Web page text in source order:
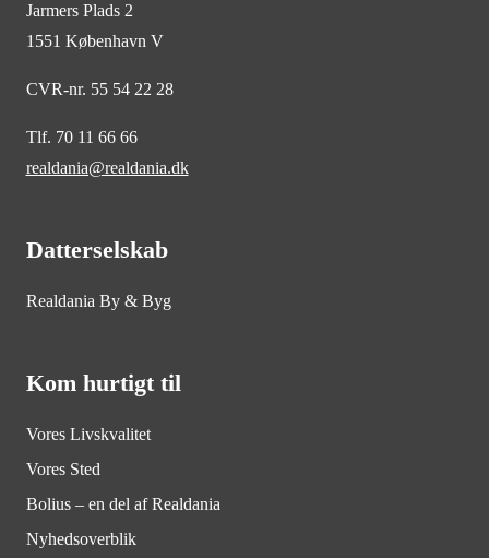
Jarmers Plads 2
1551 København V
CVR-nr. 55 54 22 28
Tlf. 70 11 66 66
realdania@realdania.dk
Datterselskab
Realdania By & Byg
Kom hurtigt til
Vores Livskvalitet
Vores Sted
Bolius – en del af Realdania
Nyhedsoverblik